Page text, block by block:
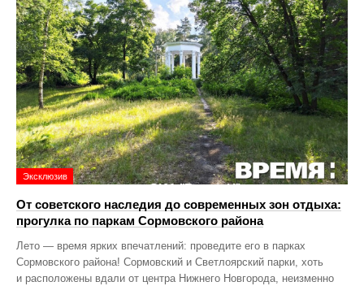
Эксклюзив
От советского наследия до современных зон отдыха:
прогулка по паркам Сормовского района
Лето — время ярких впечатлений: проведите его в парках
Сормовского района! Сормовский и Светлоярский парки, хоть
и расположены вдали от центра Нижнего Новгорода, неизменно